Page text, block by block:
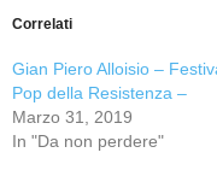
Correlati
Gian Piero Alloisio –
Pop della Resistenza –
Marzo 31, 2019
In "Da non perdere"